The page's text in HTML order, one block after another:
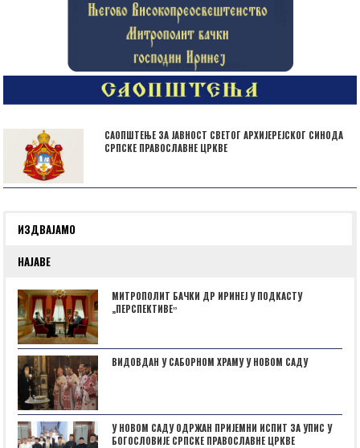
САОПШТЕЊЕ ЗА ЈАВНОСТ СВЕТОГ АРХИЈЕРЕЈСКОГ СИНОДА
СРПСКЕ ПРАВОСЛАВНЕ ЦРКВЕ
ИЗДВАЈАМО
НАЈАВЕ
МИТРОПОЛИТ БАЧКИ ДР ИРИНЕЈ У ПОДКАСТУ
„ПЕРСПЕКТИВЕˮ
ВИДОВДАН У САБОРНОМ ХРАМУ У НОВОМ САДУ
У НОВОМ САДУ ОДРЖАН ПРИЈЕМНИ ИСПИТ ЗА УПИС У
БОГОСЛОВИЈЕ СРПСКЕ ПРАВОСЛАВНЕ ЦРКВЕ